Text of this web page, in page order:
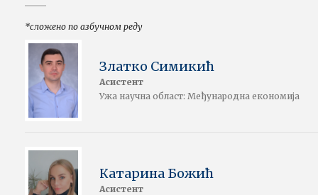
*сложено по азбучном реду
Златко Симикић
Асистент
Ужа научна област: Међународна економија
Катарина Божић
Асистент